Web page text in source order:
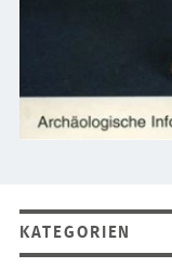
KATEGORIEN